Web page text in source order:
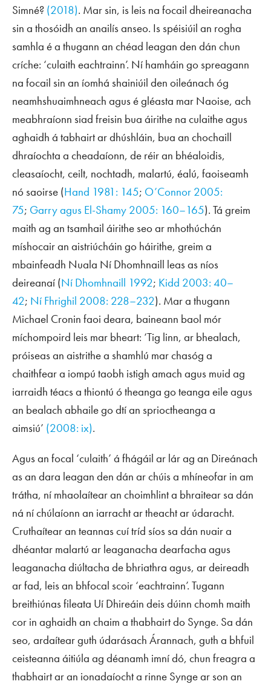
Simné? (2018). Mar sin, is leis na focail dheireanacha
sin a thosóidh an anailís anseo. Is spéisiúil an rogha
samhla é a thugann an chéad leagan den dán chun
críche: ‘culaith eachtrainn’. Ní hamháin go spreagann
na focail sin an íomhá shainiúil den oileánach óg
neamhshuaimhneach agus é gléasta mar Naoise, ach
meabhraíonn siad freisin bua áirithe na culaithe agus
aghaidh á tabhairt ar dhúshláin, bua an chochaill
dhraíochta a cheadaíonn, de réir an bhéaloidis,
cleasaíocht, ceilt, nochtadh, malartú, éalú, faoiseamh
nó saoirse (Hand 1981: 145; O’Connor 2005:
75; Garry agus El-Shamy 2005: 160–165). Tá greim
maith ag an tsamhail áirithe seo ar mhothúchán
míshocair an aistriúcháin go háirithe, greim a
mbainfeadh Nuala Ní Dhomhnaill leas as níos
deireanaí (Ní Dhomhnaill 1992; Kidd 2003: 40–
42; Ní Fhrighil 2008: 228–232). Mar a thugann
Michael Cronin faoi deara, baineann baol mór
míchompoird leis mar bheart: ‘Tig linn, ar bhealach,
próiseas an aistrithe a shamhlú mar chasóg a
chaithfear a iompú taobh istigh amach agus muid ag
iarraidh téacs a thiontú ó theanga go teanga eile agus
an bealach abhaile go dtí an sprioctheanga a
aimsiú’ (2008: ix).
Agus an focal ‘culaith’ á fhágáil ar lár ag an Direánach
as an dara leagan den dán ar chúis a mhíneofar in am
trátha, ní mhaolaítear an choimhlint a bhraitear sa dán
ná ní chúlaíonn an iarracht ar theacht ar údaracht.
Cruthaítear an teannas cuí tríd síos sa dán nuair a
dhéantar malartú ar leaganacha dearfacha agus
leaganacha diúltacha de bhriathra agus, ar deireadh
ar fad, leis an bhfocal scoir ‘eachtrainn’. Tugann
breithiúnas fileata Uí Dhireáin deis dúinn chomh maith
cor in aghaidh an chaim a thabhairt do Synge. Sa dán
seo, ardaítear guth údarásach Árannach, guth a bhfuil
ceisteanna áitiúla ag déanamh imní dó, chun freagra a
thabhairt ar an ionadaíocht a rinne Synge ar son an